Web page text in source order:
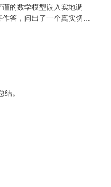
谨的数学模型嵌入实地调
答，问出了一个真实切近
。